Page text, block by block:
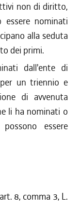
non di diritto,
essere nominati
alla seduta
dei primi.
dall'ente di
un triennio e
di avvenuta
li ha nominati o
essere
8, comma 3, L.